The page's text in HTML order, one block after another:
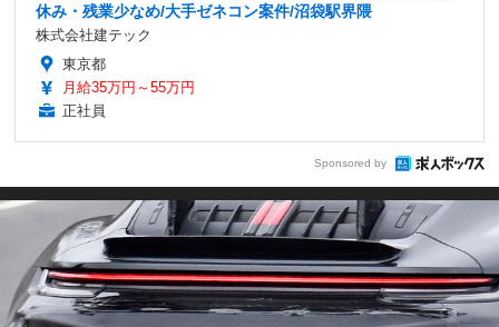
休み・残業少なめ/大手ゼネコン案件/沼袋駅界隈
株式会社建テック
東京都
月給35万円～55万円
正社員
Sponsored by